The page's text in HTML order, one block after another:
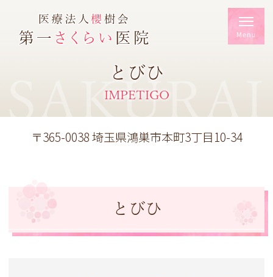
とびひ
IMPETIGO
SAKURAI
〒365-0038 埼玉県鴻巣市本町3丁目10-34
とびひ